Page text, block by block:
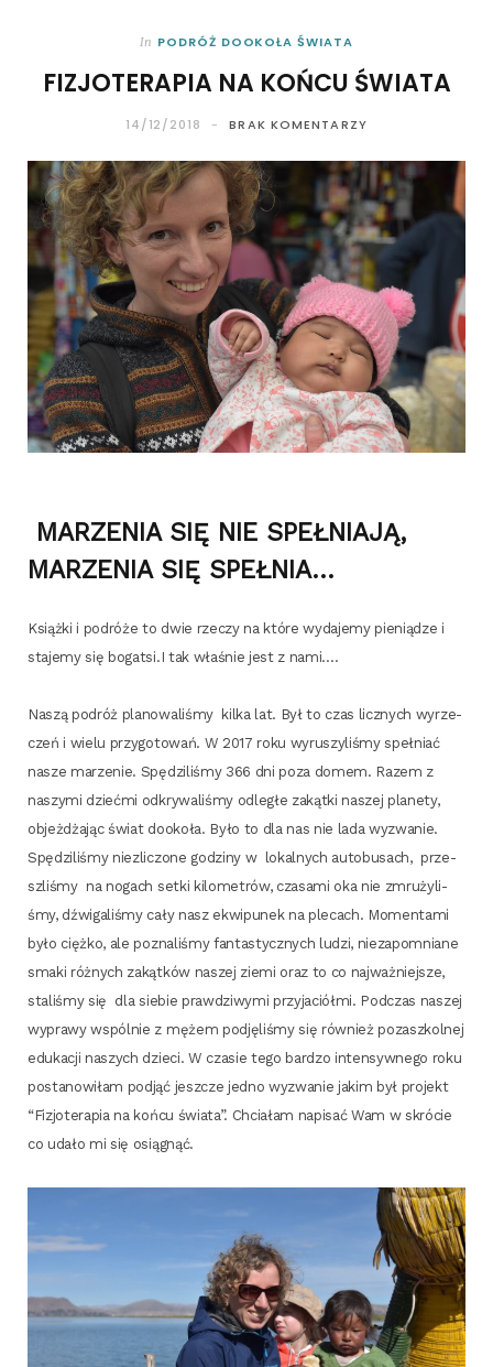
In PODRÓŻ DOOKOŁA ŚWIATA
FIZJOTERAPIA NA KOŃCU ŚWIATA
14/12/2018 BRAK KOMENTARZY
MARZENIA SIĘ NIE SPEŁNIAJĄ,
MARZENIA SIĘ SPEŁNIA…
Książ­ki i podró­że to dwie rze­czy na któ­re wyda­je­my pie­nią­dze i
sta­je­my się bogatsi.I tak wła­śnie jest z nami.…
Naszą podróż pla­no­wa­li­śmy kil­ka lat. Był to czas licz­nych wyrze­
czeń i wie­lu przy­go­to­wań. W 2017 roku wyru­szy­li­śmy speł­niać
nasze marze­nie. Spę­dzi­li­śmy 366 dni poza domem. Razem z
naszy­mi dzieć­mi odkry­wa­li­śmy odle­głe zakąt­ki naszej pla­ne­ty,
objeż­dża­jąc świat dooko­ła. Było to dla nas nie lada wyzwa­nie.
Spę­dzi­li­śmy nie­zli­czo­ne godzi­ny w lokal­nych auto­bu­sach, prze­
szli­śmy na nogach set­ki kilo­me­trów, cza­sa­mi oka nie zmru­ży­li­
śmy, dźwi­ga­li­śmy cały nasz ekwi­pu­nek na ple­cach. Momen­ta­mi
było cięż­ko, ale pozna­li­śmy fan­ta­stycz­nych ludzi, nie­za­po­mnia­ne
sma­ki róż­nych zakąt­ków naszej zie­mi oraz to co naj­waż­niej­sze,
sta­li­śmy się dla sie­bie praw­dzi­wy­mi przy­ja­ciół­mi. Pod­czas naszej
wypra­wy wspól­nie z mężem pod­ję­li­śmy się rów­nież pozasz­kol­nej
edu­ka­cji naszych dzie­ci. W cza­sie tego bar­dzo inten­syw­ne­go roku
posta­no­wi­łam pod­jąć jesz­cze jed­no wyzwa­nie jakim był pro­jekt
“Fizjo­te­ra­pia na koń­cu świa­ta”. Chcia­łam napi­sać Wam w skró­cie
co uda­ło mi się osiągnąć.